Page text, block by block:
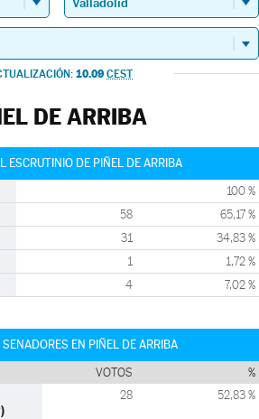
10.09 CEST
DE ARRIBA
ESCRUTINIO DE PIÑEL DE ARRIBA
100 %
58 65,17 %
31 34,83 %
1 1,72 %
4 7,02 %
EN PIÑEL DE ARRIBA
VOTOS %
28 52,83 %